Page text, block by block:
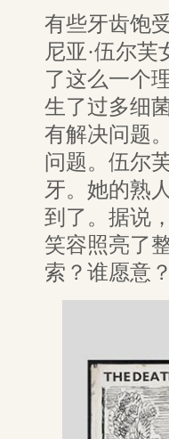
有些牙齿饱
尼亚·伍尔
了这么一个
生了过多细
有解决问题
问题。伍尔
牙。她的熟
到了。据说
笑容照亮了
索？谁愿意？